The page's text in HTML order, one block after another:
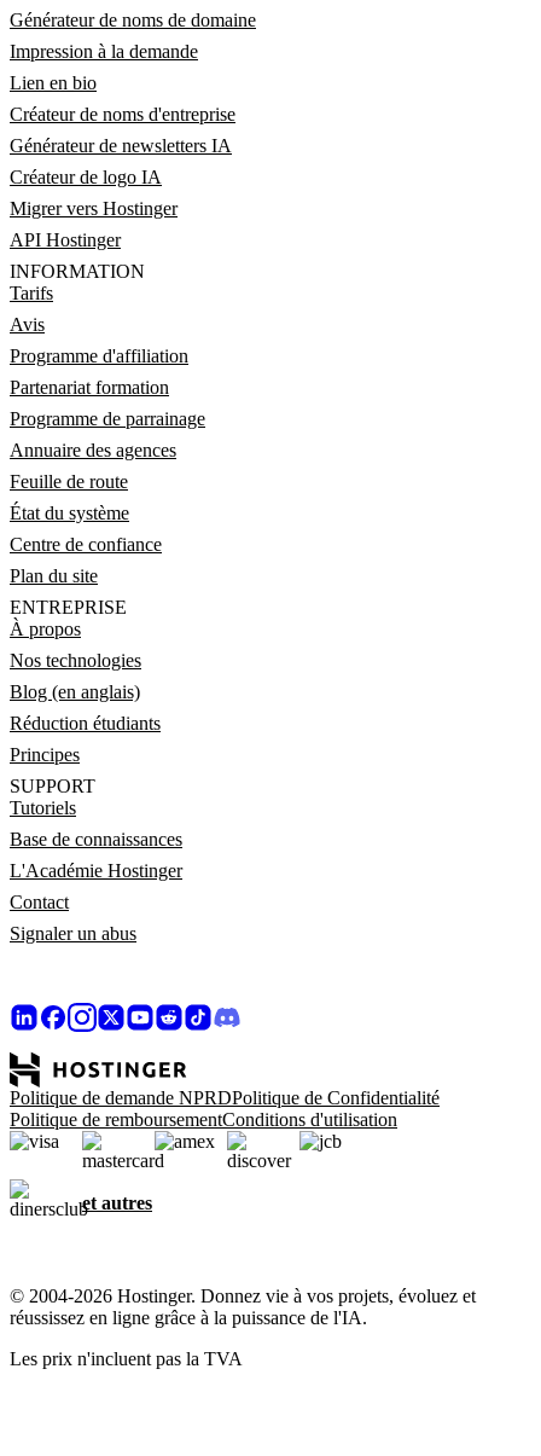
Générateur de noms de domaine
Impression à la demande
Lien en bio
Créateur de noms d'entreprise
Générateur de newsletters IA
Créateur de logo IA
Migrer vers Hostinger
API Hostinger
INFORMATION
Tarifs
Avis
Programme d'affiliation
Partenariat formation
Programme de parrainage
Annuaire des agences
Feuille de route
État du système
Centre de confiance
Plan du site
ENTREPRISE
À propos
Nos technologies
Blog (en anglais)
Réduction étudiants
Principes
SUPPORT
Tutoriels
Base de connaissances
L'Académie Hostinger
Contact
Signaler un abus
Politique de demande NPRDPolitique de Confidentialité
Politique de remboursementConditions d'utilisation
et autres
© 2004-2026 Hostinger. Donnez vie à vos projets, évoluez et
réussissez en ligne grâce à la puissance de l'IA.
Les prix n'incluent pas la TVA